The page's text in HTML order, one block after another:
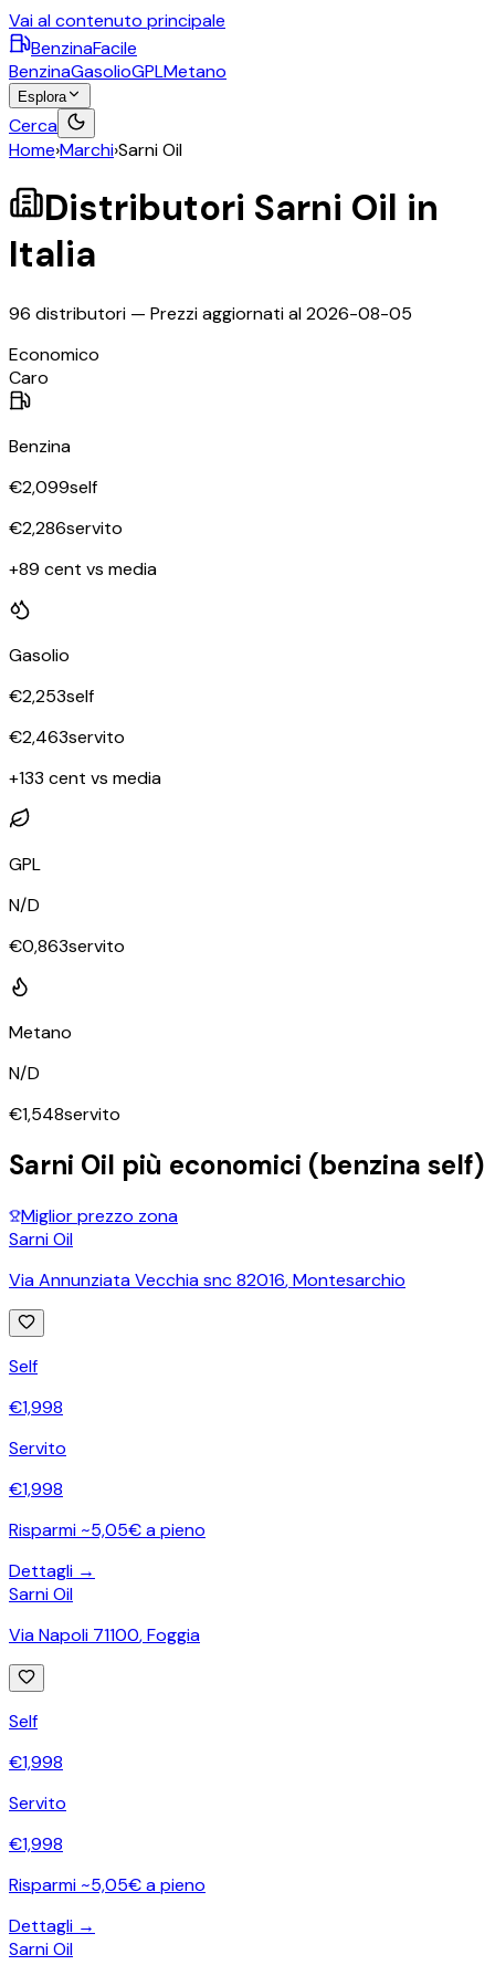
Vai al contenuto principale
BenzinaFacile
BenzinaGasolioGPLMetano
Esplora
Cerca
Home›Marchi›Sarni Oil
Distributori Sarni Oil in
Italia
96 distributori — Prezzi aggiornati al2026-08-05
Economico
Caro
Benzina
€2,099self
€2,286servito
+89 cent vs media
Gasolio
€2,253self
€2,463servito
+133 cent vs media
GPL
N/D
€0,863servito
Metano
N/D
€1,548servito
Sarni Oil più economici (benzina self)
Miglior prezzo zona
Sarni Oil
Via Annunziata Vecchia snc 82016,Montesarchio
Self
€1,998
Servito
€1,998
Risparmi ~5,05€ a pieno
Dettagli →
Sarni Oil
Via Napoli 71100,Foggia
Self
€1,998
Servito
€1,998
Risparmi ~5,05€ a pieno
Dettagli →
Sarni Oil